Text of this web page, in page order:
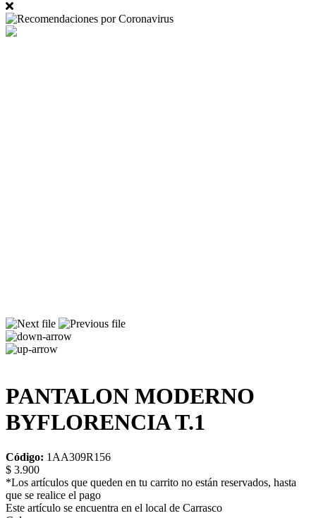
PANTALON MODERNO
BYFLORENCIA T.1
Código: 1AA309R156
$ 3.900
*Los artículos que queden en tu carrito no están reservados, hasta
que se realice el pago
Este artículo se encuentra en el local de Carrasco